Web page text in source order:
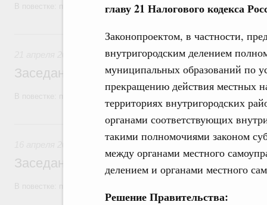
главу 21 Налогового кодекса
Законопроектом, в частности,
внутригородским делением
муниципальных образований по
прекращению действия местных
территориях внутригородских
органами соответствующих
такими полномочиями законом
между органами местного
делением и органами местного
Решение Правительства:
В повестке: проекты федеральных законов.
21 апреля, вторник
Заседание Правительства (2026 год,
16 апреля, четверг
Заседание Правительства (2026 год,